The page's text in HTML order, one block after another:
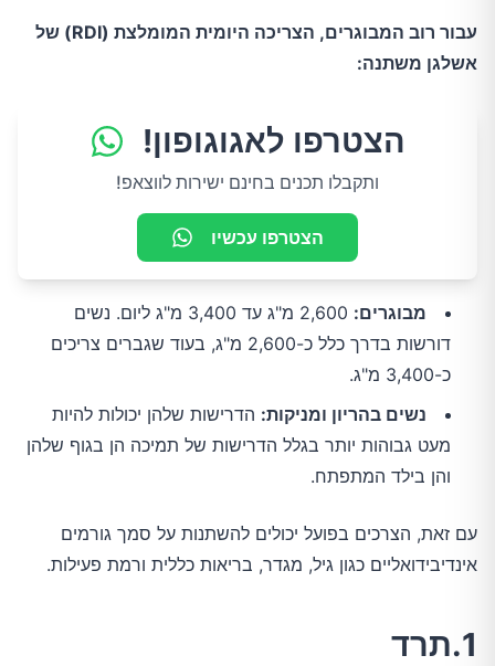
עבור רוב המבוגרים, הצריכה היומית המומלצת (RDI) של
אשלגן משתנה:
הצטרפו לאגוגופון!
ותקבלו תכנים בחינם ישירות לווצאפ!
הצטרפו עכשיו
מבוגרים:
2,600 מ"ג עד 3,400 מ"ג ליום. נשים
דורשות בדרך כלל כ-2,600 מ"ג, בעוד שגברים צריכים
כ-3,400 מ"ג.
נשים בהריון ומניקות: הדרישות שלהן יכולות להיות
מעט גבוהות יותר בגלל הדרישות של תמיכה הן בגוף שלהן
והן בילד המתפתח.
עם זאת, הצרכים בפועל יכולים להשתנות על סמך גורמים
אינדיבידואליים כגון גיל, מגדר, בריאות כללית ורמת פעילות.
1.תרד